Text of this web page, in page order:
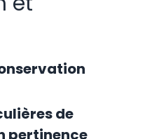
de
pertinence